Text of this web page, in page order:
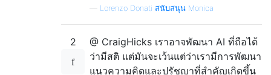
— Lorenzo Donati สนับสนุน Monica
2
@ CraigHicks เราอาจพัฒนา AI ที่ถือได้
ว่ามีสติ แต่มันจะเว้นแต่ว่าเรามีการพัฒนา
แนวความคิดและปรัชญาที่สำคัญเกิดขึ้น